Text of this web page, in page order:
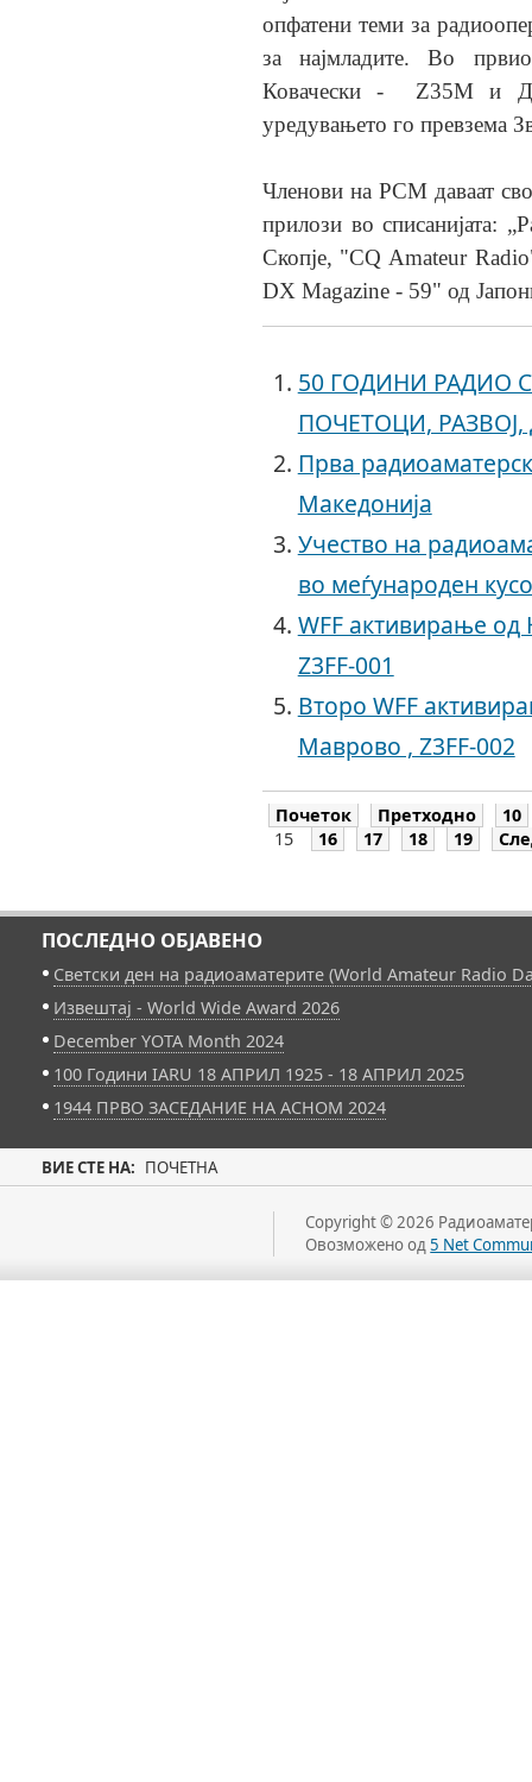
опфатени теми за
за најмладите. Во
Ковачески -
Z35Mи
уредувањето го превзема
Членови на РСМ даваат
прилози во списанијата:
Скопје, "CQ Amateur
DX Magazine - 59" од
50 ГОДИНИ РАДИО
ПОЧЕТОЦИ,
Прва
Македонија
Учество на
во меѓународен
WFF активирање
Z3FF-001
Второ WFF
Маврово , Z3FF-002
Почеток Претходно
10
15
16 17 18 19
ПОСЛЕДНО ОБЈАВЕНО
Светски ден на радиоаматерите (World Amateur Radio
Извештај - World Wide Award 2026
December YOTA Month 2024
100 Години IARU 18 АПРИЛ 1925 - 18 АПРИЛ 2025
1944 ПРВО ЗАСЕДАНИЕ НА АСНОМ 2024
ВИЕ СТЕ НА: ПОЧЕТНА
Copyright © 2026
Овозможено од5 Net